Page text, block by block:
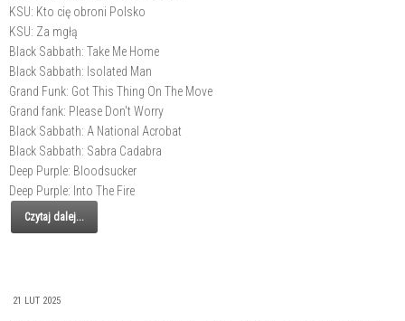
KSU: Kto cię obroni Polsko
KSU: Za mgłą
Black Sabbath: Take Me Home
Black Sabbath: Isolated Man
Grand Funk: Got This Thing On The Move
Grand fank: Please Don't Worry
Black Sabbath: A National Acrobat
Black Sabbath: Sabra Cadabra
Deep Purple: Bloodsucker
Deep Purple: Into The Fire
Czytaj dalej...
21 LUT 2025